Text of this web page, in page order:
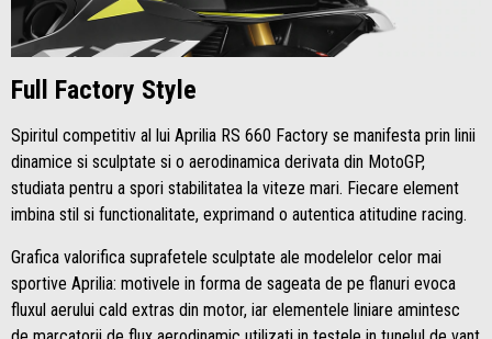
Full Factory Style
Spiritul competitiv al lui Aprilia RS 660 Factory se manifesta prin linii
dinamice si sculptate si o aerodinamica derivata din MotoGP,
studiata pentru a spori stabilitatea la viteze mari. Fiecare element
imbina stil si functionalitate, exprimand o autentica atitudine racing.
Grafica valorifica suprafetele sculptate ale modelelor celor mai
sportive Aprilia: motivele in forma de sageata de pe flanuri evoca
fluxul aerului cald extras din motor, iar elementele liniare amintesc